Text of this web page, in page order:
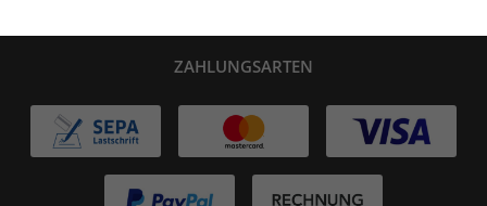
ZAHLUNGSARTEN